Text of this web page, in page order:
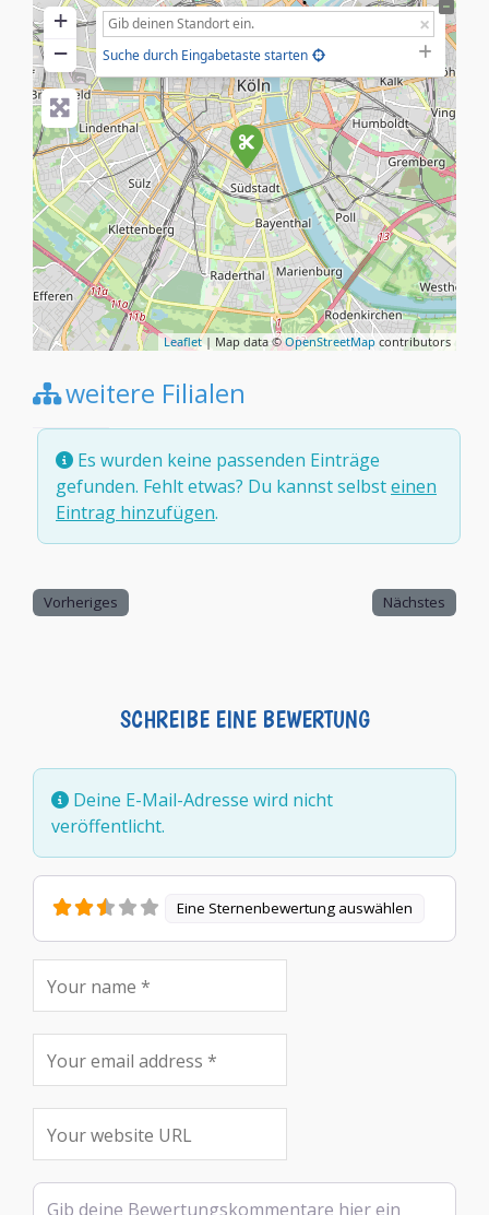
+
−
Suche durch Eingabetaste starten
Leaflet| Map data ©OpenStreetMap contributors
weitere Filialen
Es wurden keine passenden Einträge
gefunden. Fehlt etwas? Du kannst selbsteinen
Eintrag hinzufügen.
Vorheriges Nächstes
SCHREIBE EINE BEWERTUNG
Deine E-Mail-Adresse wird nicht
veröffentlicht.
Eine Sternenbewertung auswählen
Rezensionstext